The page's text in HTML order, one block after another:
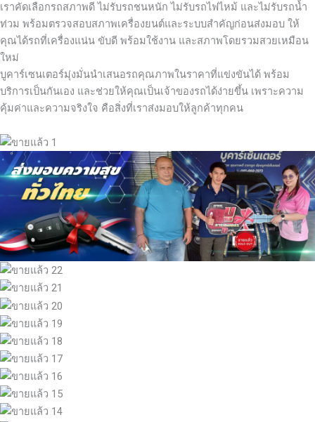
เราคัดเลือกรถสภาพดี ไม่รับรถชนหนัก ไม่รับรถไฟไหม้ และไม่รับรถน้ำ
ท่วม พร้อมตรวจสอบสภาพเครื่องยนต์และระบบสำคัญก่อนส่งมอบ ให้
คุณได้รถที่เครื่องแน่น ขับดี พร้อมใช้งาน และสภาพโดยรวมสวยเหมือน
ใหม่
บูคาร์เซนเตอร์มุ่งมั่นนำเสนอรถคุณภาพในราคาที่แข่งขันได้ พร้อม
บริการเป็นกันเอง และช่วยให้คุณเป็นเจ้าของรถได้ง่ายขึ้น เพราะความ
คุ้มค่าและความจริงใจ คือสิ่งที่เราส่งมอบให้ลูกค้าทุกคน